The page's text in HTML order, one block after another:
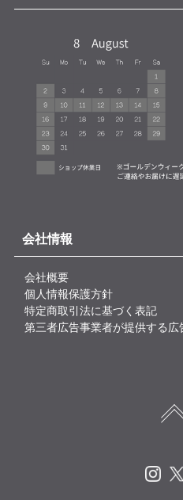
会社情報
会社概要
個人情報保護方針
特定商取引法に基づく表記
第三者広告事業者が提供する広